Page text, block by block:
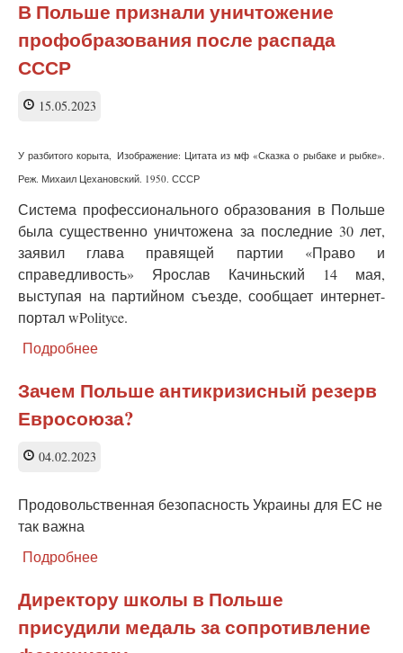
власть
попытке
В Польше признали уничтожение
профобразования после распада
СССР
15.05.2023
У разбитого корыта, Изображение: Цитата из м∕ф «Сказка о рыбаке и рыбке».
Реж. Михаил Цехановский. 1950. СССР
Система профессионального образования в Польше
была существенно уничтожена за последние 30 лет,
заявил глава правящей партии «Право и
справедливость» Ярослав Качиньский 14 мая,
выступая на партийном съезде, сообщает интернет-
портал wPolityce.
Подробнее
голову
по
волосам
признали
СССР
Зачем Польше антикризисный резерв
Евросоюза?
04.02.2023
Продовольственная безопасность Украины для ЕС не
так важна
Подробнее
Польше
антикризисный
резерв
Директору школы в Польше
присудили медаль за сопротивление